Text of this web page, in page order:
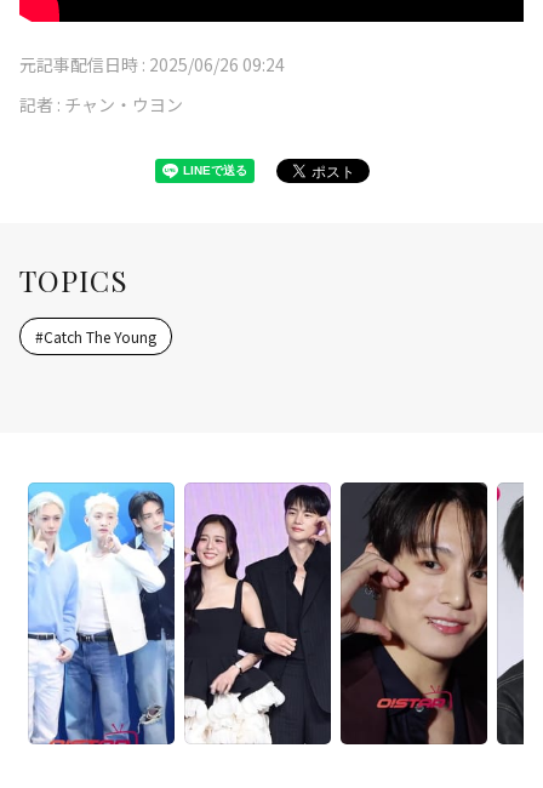
元記事配信日時 : 2025/06/26 09:24
記者 : チャン・ウヨン
TOPICS
#Catch The Young